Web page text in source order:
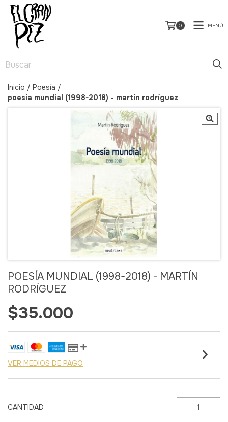
0 MENÚ
Inicio / Poesía /
poesía mundial (1998-2018) - martín rodríguez
POESÍA MUNDIAL (1998-2018) - MARTÍN
RODRÍGUEZ
$35.000
VER MEDIOS DE PAGO
CANTIDAD